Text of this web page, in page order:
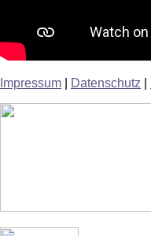
Impressum Datenschutz